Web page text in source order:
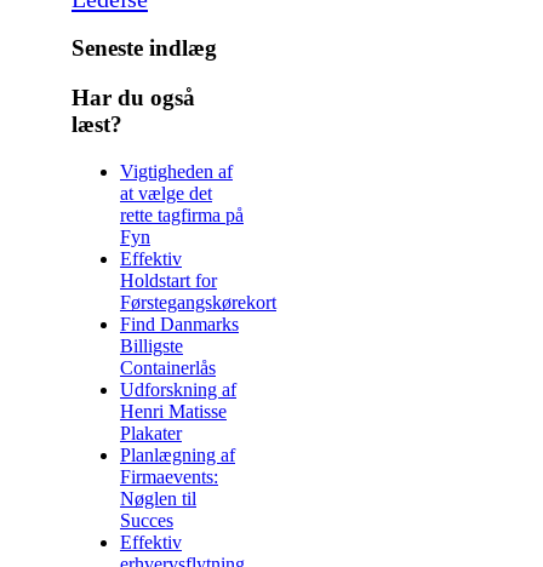
Seneste indlæg
Har du også
læst?
Vigtigheden af
at vælge det
rette tagfirma på
Fyn
Effektiv
Holdstart for
Førstegangskørekort
Find Danmarks
Billigste
Containerlås
Udforskning af
Henri Matisse
Plakater
Planlægning af
Firmaevents:
Nøglen til
Succes
Effektiv